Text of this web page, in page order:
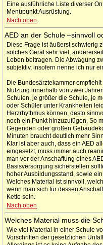
Eine ausführliche Liste diverser
Menüpunkt Ausrüstung.
Nach oben
AED an der Schule –sinnvoll
Diese Frage ist äußerst schwierig
solches Gerät sehr viel,
Leben beitragen. Die Abwägung
subjektiv, insofern nenne ich nur
Die Bundesärztekammer
Nutzung innerhalb von zwei
Schulen, je größer die Schule, je
oder Schüler unter Krankheiten
Herzrhythmus können, desto
noch ein Punkt hinzuzufügen. So
Gegenden oder großen
Minuten braucht deutlich mehr
Klar ist aber auch, dass ein AED
eingesetzt, muss immer auch
man vor der Anschaffung eines
Basisversorgung sicherstellen
hoher Ausbildungsstand, sowie
Welches Material ist sinnvoll,
wenn man sich für dessen
Kette sein.
Nach oben
Welches Material muss die
Wie viel Material in einer Schule
Vorschriften der gesetzlichen